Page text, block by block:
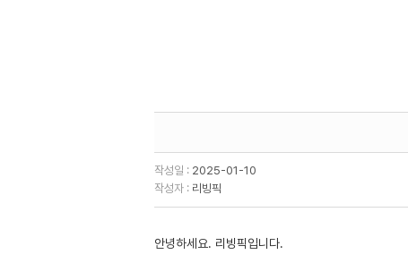
작성일 : 2025-01-10
작성자 : 리빙픽
안녕하세요. 리빙픽입니다.